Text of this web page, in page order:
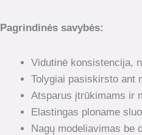
Pagrindinės savybės:
Vidutinė konsistencija,
Tolygiai pasiskirsto ant
Atsparus įtrūkimams ir
Elastingas ploname
Nagų modeliavimas be